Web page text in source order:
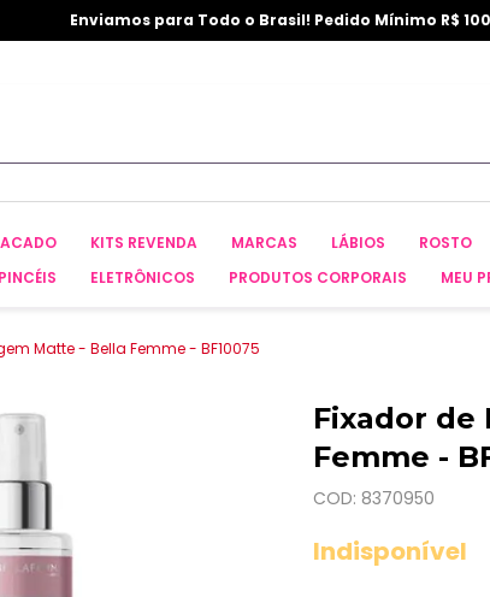
Enviamos para Todo o Brasil! Pedido Mínimo R$
KITS REVENDA MARCAS LÁBIOS ROSTO
ELETRÔNICOS PRODUTOS CORPORAIS MEU
Matte - Bella Femme - BF10075
Fixador de
Femme -
COD: 8370950
Indisponível